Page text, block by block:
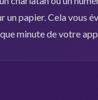
papier. Cela vous
minute de votre